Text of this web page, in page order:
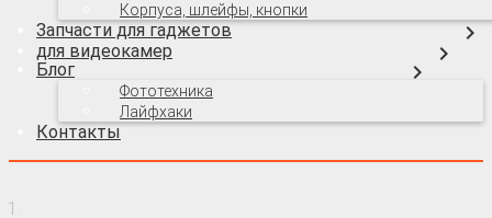
Корпуса, шлейфы, кнопки
Запчасти для гаджетов
для видеокамер
Блог
Фототехника
Лайфхаки
Контакты